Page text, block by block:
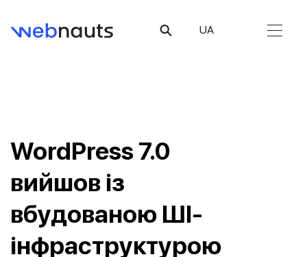
UA
WordPress 7.0
вийшов із
вбудованою ШІ-
інфраструктурою